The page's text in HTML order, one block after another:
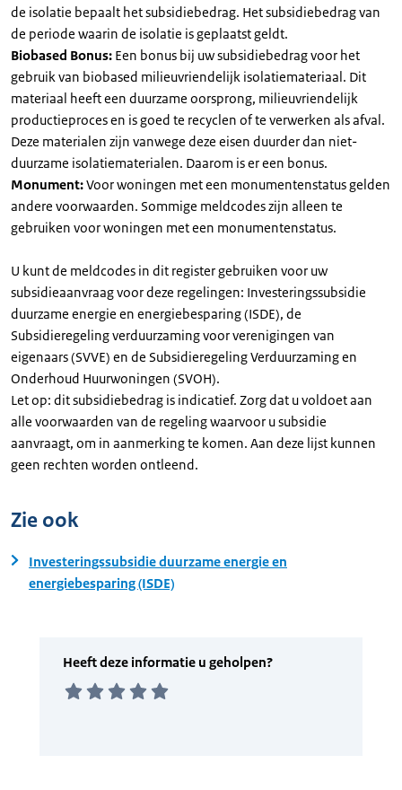
de isolatie bepaalt het subsidiebedrag. Het subsidiebedrag van
de periode waarin de isolatie is geplaatst geldt.
Biobased Bonus: Een bonus bij uw subsidiebedrag voor het
gebruik van biobased milieuvriendelijk isolatiemateriaal. Dit
materiaal heeft een duurzame oorsprong, milieuvriendelijk
productieproces en is goed te recyclen of te verwerken als afval.
Deze materialen zijn vanwege deze eisen duurder dan niet-
duurzame isolatiematerialen. Daarom is er een bonus.
Monument:Voor woningen met een monumentenstatus gelden
andere voorwaarden. Sommige meldcodes zijn alleen te
gebruiken voor woningen met een monumentenstatus.
U kunt de meldcodes in dit register gebruiken voor uw
subsidieaanvraag voor deze regelingen: Investeringssubsidie
duurzame energie en energiebesparing (ISDE), de
Subsidieregeling verduurzaming voor verenigingen van
eigenaars (SVVE) en de Subsidieregeling Verduurzaming en
Onderhoud Huurwoningen (SVOH).
Let op: dit subsidiebedrag is indicatief. Zorg dat u voldoet aan
alle voorwaarden van de regeling waarvoor u subsidie
aanvraagt, om in aanmerking te komen. Aan deze lijst kunnen
geen rechten worden ontleend.
Zie ook
Investeringssubsidie duurzame energie en
energiebesparing (ISDE)